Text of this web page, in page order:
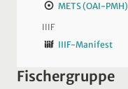
METS (OAI-PMH)
IIIF
IIIF-Manifest
Fischergruppe